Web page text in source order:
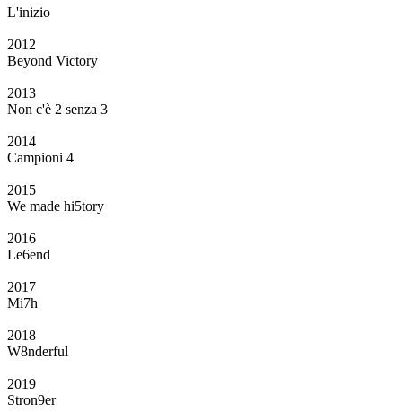
L'inizio
2012
Beyond Victory
2013
Non c'è 2 senza 3
2014
Campioni 4
2015
We made hi5tory
2016
Le6end
2017
Mi7h
2018
W8nderful
2019
Stron9er